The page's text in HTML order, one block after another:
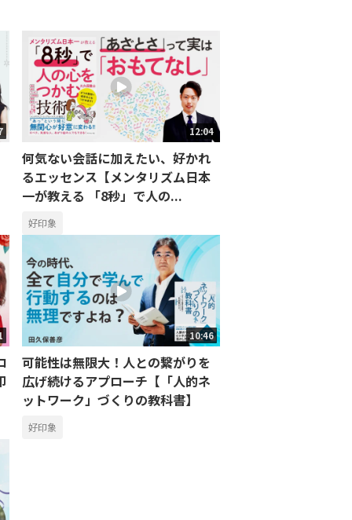
12:04
何気ない会話に加えたい、好かれ
るエッセンス【メンタリズム日本
一が教える 「8秒」で人の...
好印象
10:46
可能性は無限大！人との繋がりを
広げ続けるアプローチ【「人的ネ
ットワーク」づくりの教科書】
好印象